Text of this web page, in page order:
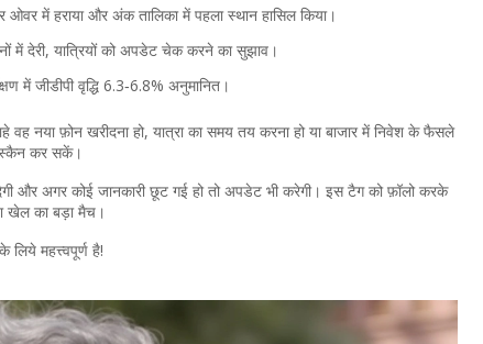
ओवर में हराया और अंक तालिका में पहला स्थान हासिल किया।
में देरी, यात्रियों को अपडेट चेक करने का सुझाव।
में जीडीपी वृद्धि 6.3‑6.8% अनुमानित।
नया फ़ोन खरीदना हो, यात्रा का समय तय करना हो या बाजार में निवेश के फैसले
स्कैन कर सकें।
और अगर कोई जानकारी छूट गई हो तो अपडेट भी करेगी। इस टैग को फ़ॉलो करके
खेल का बड़ा मैच।
महत्त्वपूर्ण है!